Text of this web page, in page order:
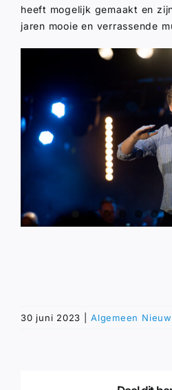
heeft mogelijk gemaakt en
jaren mooie en verrassende
30 juni 2023 Algemeen